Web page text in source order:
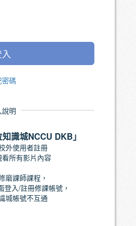
密碼
明
識城NCCU DKB」
外使用者註冊
所有影片內容
磨課師課程，
登入/註冊修課帳號，
城帳號不互通